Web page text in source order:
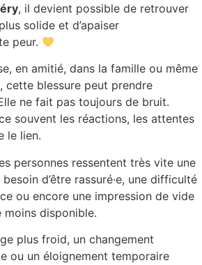
, il devient possible de retrouver
solide et d’apaiser
peur.
en amitié, dans la famille ou même
cette blessure peut prendre
ne fait pas toujours de bruit.
souvent les réactions, les attentes
le lien.
personnes ressentent très vite une
d’être rassuré·e, une difficulté
ou encore une impression de vide
moins disponible.
plus froid, un changement
ou un éloignement temporaire